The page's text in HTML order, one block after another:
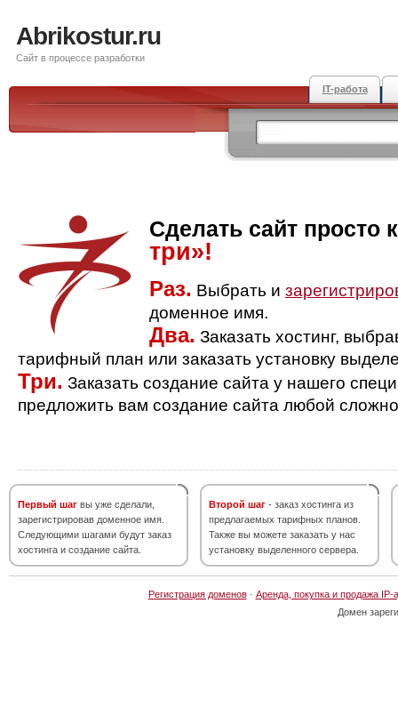
Abrikostur.ru
Сайт в процессе разработки
IT-работа
Сделать сайт просто
три»!
Раз. Выбрать и
доменное имя.
Два. Заказать хостинг,
тарифный план или заказать установку
Три. Заказать создание сайта у нашего
предложить вам создание сайта любой
Первый шаг вы уже сделали,
зарегистрировав доменное имя.
Следующими шагами будут заказ
хостинга и создание сайта.
Второй шаг - заказ хостинга из
предлагаемых тарифных планов.
Также вы можете заказать у нас
установку выделенного сервера.
Регистрация доменов· Аренда, покупка и продажа IP-
Домен